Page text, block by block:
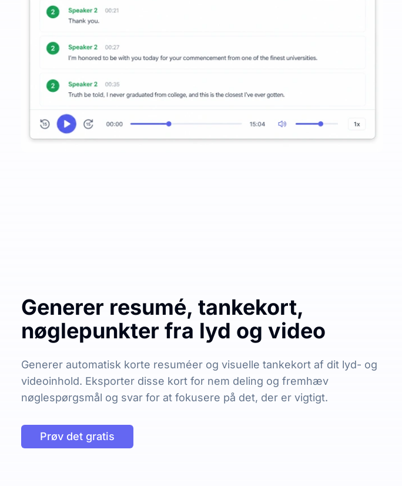
Generer resumé, tankekort,
nøglepunkter fra lyd og video
Generer automatisk korte resuméer og visuelle tankekort af dit lyd- og
videoinhold. Eksporter disse kort for nem deling og fremhæv
nøglespørgsmål og svar for at fokusere på det, der er vigtigt.
Prøv det gratis